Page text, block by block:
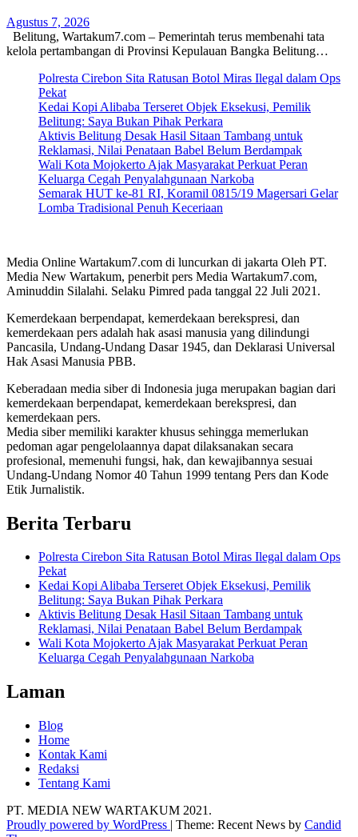
Agustus 7, 2026
Belitung, Wartakum7.com – Pemerintah terus membenahi tata
kelola pertambangan di Provinsi Kepulauan Bangka Belitung…
Polresta Cirebon Sita Ratusan Botol Miras Ilegal dalam Ops
Pekat
Kedai Kopi Alibaba Terseret Objek Eksekusi, Pemilik
Belitung: Saya Bukan Pihak Perkara
Aktivis Belitung Desak Hasil Sitaan Tambang untuk
Reklamasi, Nilai Penataan Babel Belum Berdampak
Wali Kota Mojokerto Ajak Masyarakat Perkuat Peran
Keluarga Cegah Penyalahgunaan Narkoba
Semarak HUT ke-81 RI, Koramil 0815/19 Magersari Gelar
Lomba Tradisional Penuh Keceriaan
Media Online Wartakum7.com di luncurkan di jakarta Oleh PT.
Media New Wartakum, penerbit pers Media Wartakum7.com,
Aminuddin Silalahi. Selaku Pimred pada tanggal 22 Juli 2021.
Kemerdekaan berpendapat, kemerdekaan berekspresi, dan
kemerdekaan pers adalah hak asasi manusia yang dilindungi
Pancasila, Undang-Undang Dasar 1945, dan Deklarasi Universal
Hak Asasi Manusia PBB.
Keberadaan media siber di Indonesia juga merupakan bagian dari
kemerdekaan berpendapat, kemerdekaan berekspresi, dan
kemerdekaan pers.
Media siber memiliki karakter khusus sehingga memerlukan
pedoman agar pengelolaannya dapat dilaksanakan secara
profesional, memenuhi fungsi, hak, dan kewajibannya sesuai
Undang-Undang Nomor 40 Tahun 1999 tentang Pers dan Kode
Etik Jurnalistik.
Berita Terbaru
Polresta Cirebon Sita Ratusan Botol Miras Ilegal dalam Ops
Pekat
Kedai Kopi Alibaba Terseret Objek Eksekusi, Pemilik
Belitung: Saya Bukan Pihak Perkara
Aktivis Belitung Desak Hasil Sitaan Tambang untuk
Reklamasi, Nilai Penataan Babel Belum Berdampak
Wali Kota Mojokerto Ajak Masyarakat Perkuat Peran
Keluarga Cegah Penyalahgunaan Narkoba
Laman
Blog
Home
Kontak Kami
Redaksi
Tentang Kami
PT. MEDIA NEW WARTAKUM 2021.
Proudly powered by WordPress | Theme: Recent News by Candid